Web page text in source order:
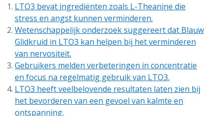
LTO3 bevat ingrediënten zoals L-Theanine die
stress en angst kunnen verminderen.
Wetenschappelijk onderzoek suggereert dat Blauw
Glidkruid in LTO3 kan helpen bij het verminderen
van nervositeit.
Gebruikers melden verbeteringen in concentratie
en focus na regelmatig gebruik van LTO3.
LTO3 heeft veelbelovende resultaten laten zien bij
het bevorderen van een gevoel van kalmte en
ontspanning.